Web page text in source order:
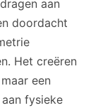
aan
doordacht
Het creëren
een
fysieke